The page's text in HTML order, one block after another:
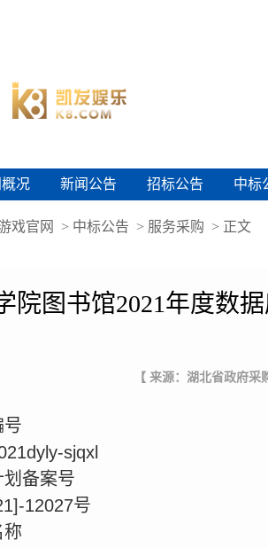
况
况 新闻公告
新闻公告 招标公告
招标公告 中标
中标
戏官网 > 中标公告 > 服务采购 > 正文
院图书馆2021年度数
【 来源：湖北省政府
号
sjqxl
备案号
12027号
称